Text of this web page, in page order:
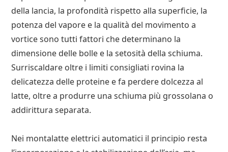
della lancia, la profondità rispetto alla superficie, la
potenza del vapore e la qualità del movimento a
vortice sono tutti fattori che determinano la
dimensione delle bolle e la setosità della schiuma.
Surriscaldare oltre i limiti consigliati rovina la
delicatezza delle proteine e fa perdere dolcezza al
latte, oltre a produrre una schiuma più grossolana o
addirittura separata.
Nei montalatte elettrici automatici il principio resta